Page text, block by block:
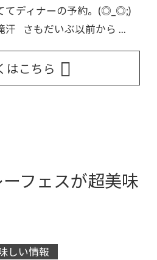
てディナーの予約。 (◎_◎;)
汗 さもだいぶ以前から ...
はこちら
フェスが超美味
しい情報